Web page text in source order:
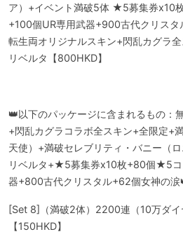
ア）+イベント満破5体 ★5募集券x10
+100個UR専用武器+900古代クリス
転生両オリジナルスキン+閃乱カグラ
リベルタ【800HKD】
👑以下のパッケージに含まれるもの：
+閃乱カグラコラボ全スキン+全限定+
天使）+満破セレブリティ・バニー（
リベルタ+★5募集券x10枚+80個★5コ
器+800古代クリスタル+62個女神の涙
[Set 8]（満破2体）2200連（10万ダイ
【150HKD】